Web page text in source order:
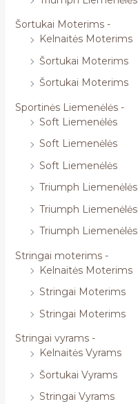
Šortukai Moterims -
Kelnaitės Moterims
Šortukai Moterims
Šortukai Moterims
Sportinės Liemenėlės -
Soft Liemenėlės
Soft Liemenėlės
Soft Liemenėlės
Triumph Liemenėlės
Triumph Liemenėlės
Triumph Liemenėlės
Stringai moterims -
Kelnaitės Moterims
Stringai Moterims
Stringai Moterims
Stringai vyrams -
Kelnaitės Vyrams
Šortukai Vyrams
Stringai Vyrams